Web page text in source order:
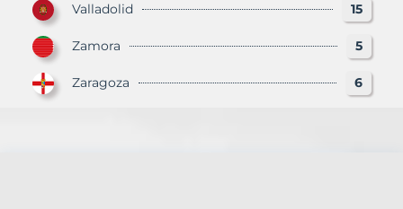
Valladolid 15
Zamora 5
Zaragoza 6